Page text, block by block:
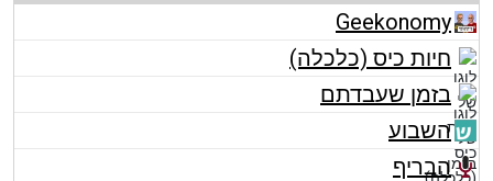
Geekonomy
חיות כיס (כלכלה)
בזמן שעבדתם
השבוע
הבריף